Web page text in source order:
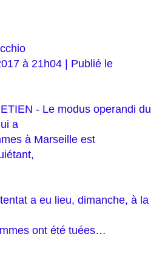
à 21h04 | Publié le
- Le modus operandi du
a
à Marseille est
a eu lieu, dimanche, à la
ont été tuées…